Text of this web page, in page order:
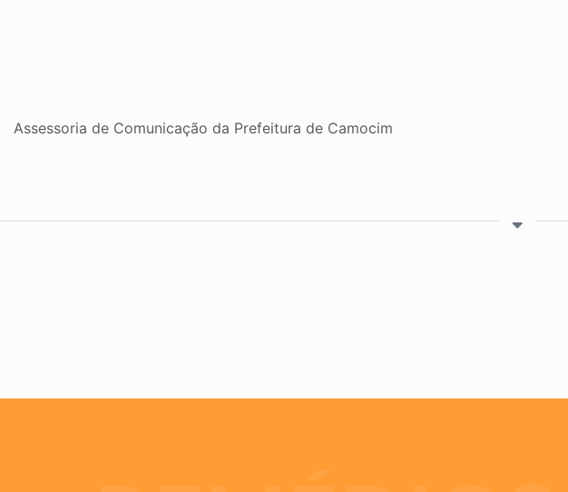
Assessoria de Comunicação da Prefeitura de Camocim